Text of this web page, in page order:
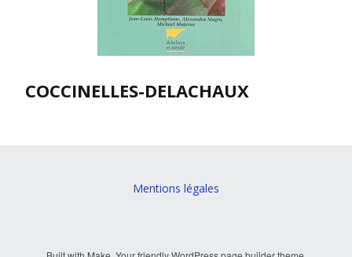
COCCINELLES-DELACHAUX
Mentions légales